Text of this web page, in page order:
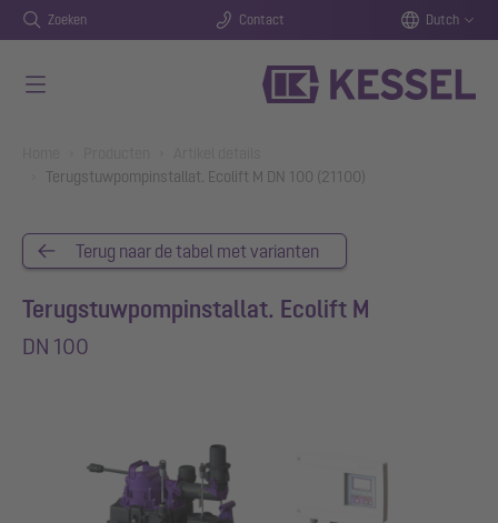
Zoeken Contact Dutch
Terugstuwpompinstallat. Ecolift M DN 100 (21100)
Terug naar de tabel met varianten
Terugstuwpompinstallat. Ecolift M
DN 100